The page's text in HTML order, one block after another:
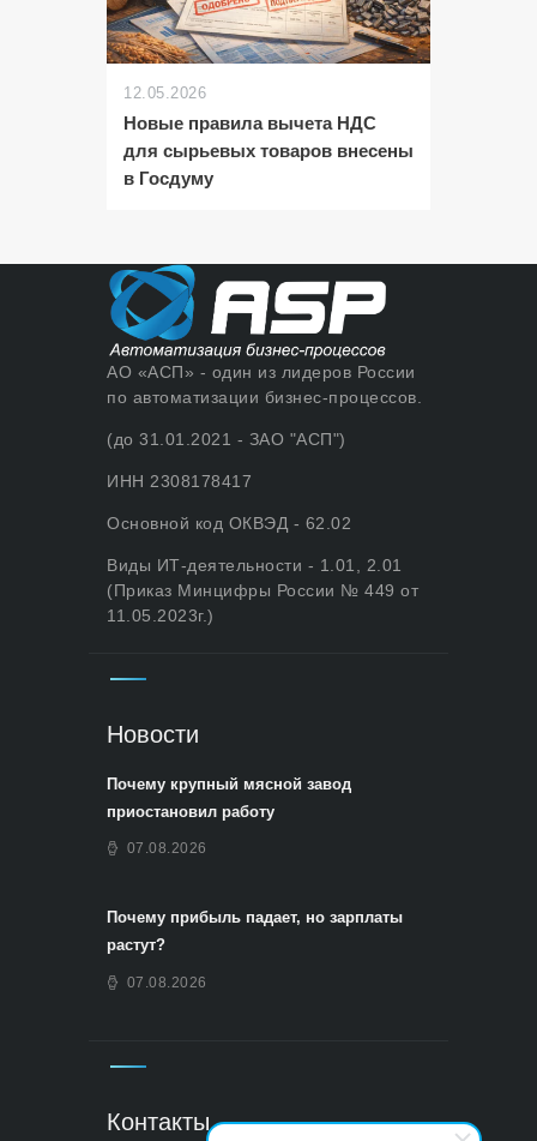
12.05.2026
Новые правила вычета НДС
для сырьевых товаров внесены
в Госдуму
АО «АСП» - один из лидеров России
по автоматизации бизнес-процессов.
(до 31.01.2021 - ЗАО "АСП")
ИНН 2308178417
Основной код ОКВЭД - 62.02
Виды ИТ-деятельности - 1.01, 2.01
(Приказ Минцифры России № 449 от
11.05.2023г.)
Новости
Почему крупный мясной завод
приостановил работу
07.08.2026
Почему прибыль падает, но зарплаты
растут?
07.08.2026
Контакты